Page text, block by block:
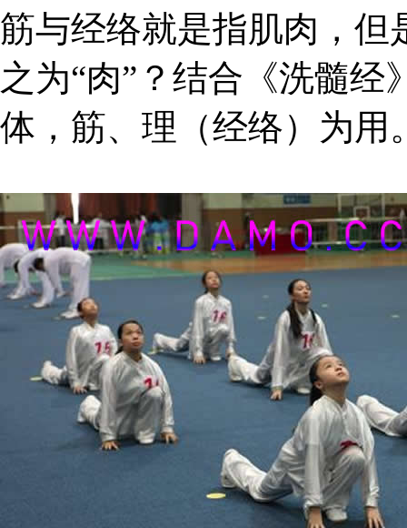
筋与经络就是指肌肉，但
之为“肉”？结合《洗髓
体，筋、理（经络）为用